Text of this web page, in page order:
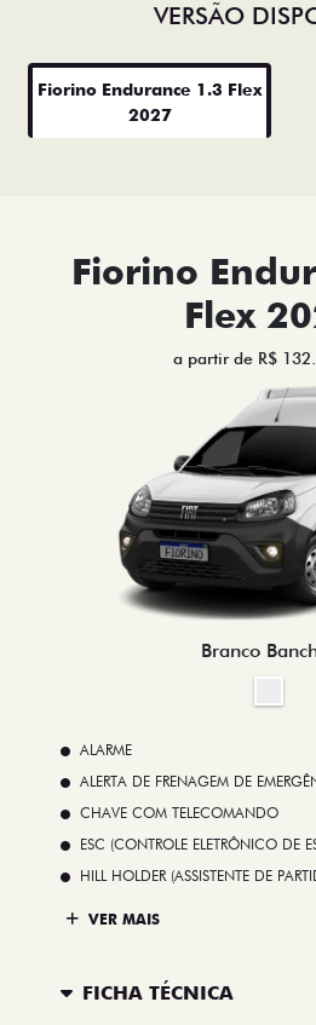
VERSÃO
Fiorino Endurance 1.3 Flex
2027
Fiorino
Flex
a partir de R$
Branco
ALARME
ALERTA DE FRENAGEM DE
CHAVE COM TELECOMANDO
ESC (CONTROLE ELETRÔNICO DE
HILL HOLDER (ASSISTENTE DE
VER MAIS
FICHA TÉCNICA